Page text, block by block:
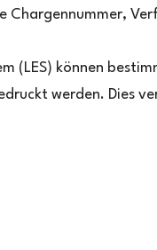
Chargennummer,
(LES) können
werden. Dies